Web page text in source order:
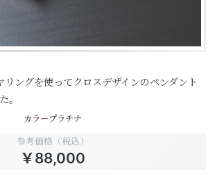
ングを使ってクロスデザインのペンダント
。
カラープラチナ
参考価格（税込）
￥88,000